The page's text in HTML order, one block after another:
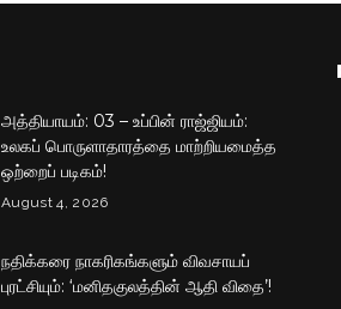
அத்தியாயம்: 03 – உப்பின் ராஜ்ஜியம்:
உலகப் பொருளாதாரத்தை மாற்றியமைத்த
ஒற்றைப் படிகம்!
August 4, 2026
நதிக்கரை நாகரிகங்களும் விவசாயப்
புரட்சியும்: ‘மனிதகுலத்தின் ஆதி விதை’!